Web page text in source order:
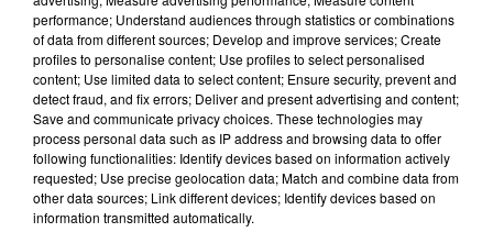
Le service culturel/bibliothèque lance l'opération : 12
minutes de lecture 2019 sur toute la commune de
Schweighouse-sur-Moder. Du 4 mars au 8 mars 2019 A VOS
MARQUES PRET, FEU, LISEZ Lire ! Read ! Lesen! Leer,
Leggere, Ler, Okumak C'est quand la dernière fois que vous
avez pris le temps de lire un livre, ou alors un long article
dans votre revue préférée ? Est-ce que vos habitudes de
performance; Understand audiences through statistics or combinations
of data from different sources; Develop and improve services; Create
profiles to personalise content; Use profiles to select personalised
content; Use limited data to select content; Ensure security, prevent and
detect fraud, and fix errors; Deliver and present advertising and content;
Save and communicate privacy choices. These technologies may
process personal data such as IP address and browsing data to offer
following functionalities: Identify devices based on information actively
requested; Use precise geolocation data; Match and combine data from
other data sources; Link different devices; Identify devices based on
information transmitted automatically.